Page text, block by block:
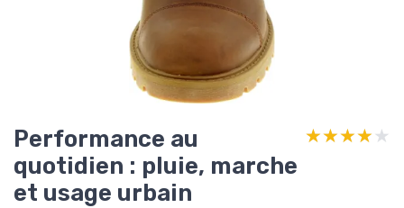
Performance au
quotidien : pluie, marche
et usage urbain
★★★★★
★★★★★